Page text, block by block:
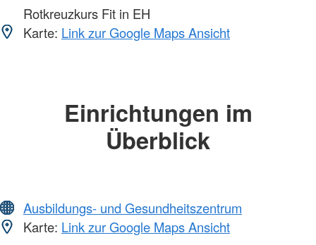
Rotkreuzkurs Fit in EH
Karte: Link zur Google Maps Ansicht
Einrichtungen im
Überblick
Ausbildungs- und Gesundheitszentrum
Karte: Link zur Google Maps Ansicht